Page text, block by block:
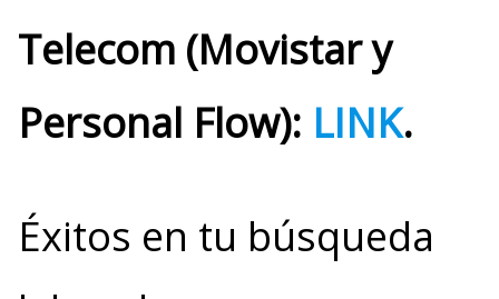
Telecom (Movistar y
Personal Flow): LINK.
Éxitos en tu búsqueda